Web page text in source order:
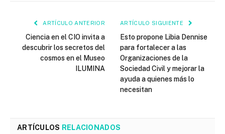
ARTÍCULO ANTERIOR
Ciencia en el CIO invita a
descubrir los secretos del
cosmos en el Museo
ILUMINA
ARTÍCULO SIGUIENTE
Esto propone Libia Dennise
para fortalecer a las
Organizaciones de la
Sociedad Civil y mejorar la
ayuda a quienes más lo
necesitan
ARTÍCULOS RELACIONADOS